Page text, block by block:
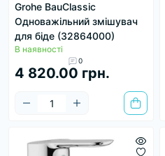
Grohe BauClassic
Одноважільний змішувач
для біде (32864000)
В наявності
0
4 820.00 грн.